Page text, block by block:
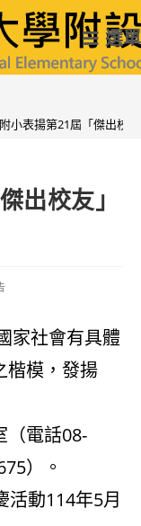
學 選單
小表揚第21屆「傑出校
出校友」
家社會有具體
楷模，發揚
（電話08-
）。
活動114年5月